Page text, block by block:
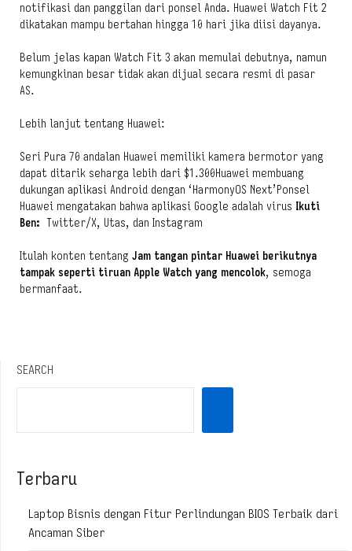
notifikasi dan panggilan dari ponsel Anda. Huawei Watch Fit 2
dikatakan mampu bertahan hingga 10 hari jika diisi dayanya.
Belum jelas kapan Watch Fit 3 akan memulai debutnya, namun
kemungkinan besar tidak akan dijual secara resmi di pasar
AS.
Lebih lanjut tentang Huawei:
Seri Pura 70 andalan Huawei memiliki kamera bermotor yang
dapat ditarik seharga lebih dari $1.300Huawei membuang
dukungan aplikasi Android dengan ‘HarmonyOS Next’Ponsel
Huawei mengatakan bahwa aplikasi Google adalah virus Ikuti
Ben: Twitter/X, Utas, dan Instagram
Itulah konten tentang Jam tangan pintar Huawei berikutnya
tampak seperti tiruan Apple Watch yang mencolok, semoga
bermanfaat.
SEARCH
Terbaru
Laptop Bisnis dengan Fitur Perlindungan BIOS Terbaik dari
Ancaman Siber